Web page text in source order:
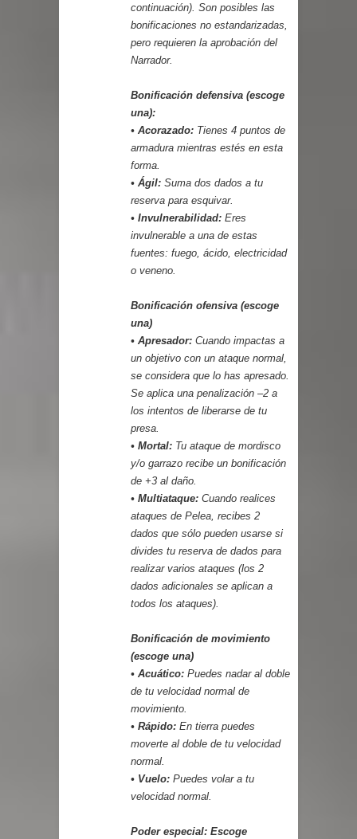
continuación). Son posibles las
bonificaciones no estandarizadas,
pero requieren la aprobación del
Narrador.
Bonificación defensiva (escoge
una):
• Acorazado: Tienes 4 puntos de
armadura mientras estés en esta
forma.
• Ágil: Suma dos dados a tu
reserva para esquivar.
• Invulnerabilidad: Eres
invulnerable a una de estas
fuentes: fuego, ácido, electricidad
o veneno.
Bonificación ofensiva (escoge
una)
• Apresador: Cuando impactas a
un objetivo con un ataque normal,
se considera que lo has apresado.
Se aplica una penalización –2 a
los intentos de liberarse de tu
presa.
• Mortal: Tu ataque de mordisco
y/o garrazo recibe un bonificación
de +3 al daño.
• Multiataque: Cuando realices
ataques de Pelea, recibes 2
dados que sólo pueden usarse si
divides tu reserva de dados para
realizar varios ataques (los 2
dados adicionales se aplican a
todos los ataques).
Bonificación de movimiento
(escoge una)
• Acuático: Puedes nadar al doble
de tu velocidad normal de
movimiento.
• Rápido: En tierra puedes
moverte al doble de tu velocidad
normal.
• Vuelo: Puedes volar a tu
velocidad normal.
Poder especial: Escoge